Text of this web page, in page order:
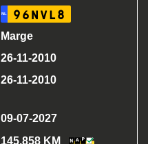
NL 96NVL8
Marge
26-11-2010
26-11-2010
09-07-2027
145.858 KM